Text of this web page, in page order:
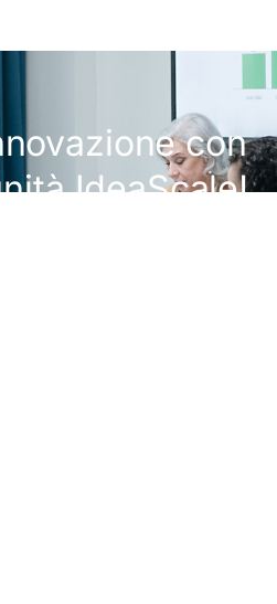
con
IdeaScale!